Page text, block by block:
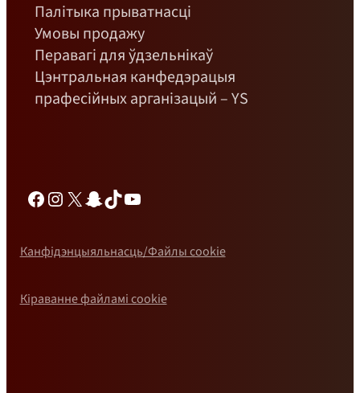
Палітыка прыватнасці
Умовы продажу
Перавагі для ўдзельнікаў
Цэнтральная канфедэрацыя
прафесійных арганізацый – YS
Канфідэнцыяльнасць/Файлы cookie
Кіраванне файламі cookie
Фэйсбук
Інстаграм
Х Снэпчат
TikTokYouTube